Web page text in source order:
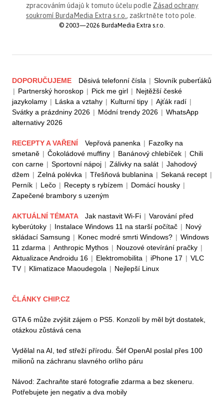
zpracováním údajů k tomuto účelu podle Zásad ochrany
soukromí BurdaMedia Extra s.r.o. , zaškrtněte toto pole.
© 2003—2026 BurdaMedia Extra s.r.o.
DOPORUČUJEME Děsivá telefonní čísla | Slovník puberťáků
| Partnerský horoskop | Pick me girl | Nejtěžší české
jazykolamy | Láska a vztahy | Kulturní tipy | Ajťák radí |
Svátky a prázdniny 2026 | Módní trendy 2026 | WhatsApp
alternativy 2026
RECEPTY A VAŘENÍ Vepřová panenka | Fazolky na
smetaně | Čokoládové muffiny | Banánový chlebíček | Chili
con carne | Sportovní nápoj | Zálivky na salát | Jahodový
džem | Zelná polévka | Třešňová bublanina | Sekaná recept |
Perník | Lečo | Recepty s rybízem | Domácí housky |
Zapečené brambory s uzeným
AKTUÁLNÍ TÉMATA Jak nastavit Wi-Fi | Varování před
kyberútoky | Instalace Windows 11 na starší počítač | Nový
skládací Samsung | Konec modré smrti Windows? | Windows
11 zdarma | Anthropic Mythos | Nouzové otevírání pračky |
Aktualizace Androidu 16 | Elektromobilita | iPhone 17 | VLC
TV | Klimatizace Maoudegola | Nejlepší Linux
ČLÁNKY CHIP.CZ
GTA 6 může zvýšit zájem o PS5. Konzolí by měl být dostatek,
otázkou zůstává cena
Vydělal na AI, teď střeží přírodu. Šéf OpenAI poslal přes 100
milionů na záchranu slavného orlího páru
Návod: Zachraňte staré fotografie zdarma a bez skeneru.
Potřebujete jen negativ a dva mobily